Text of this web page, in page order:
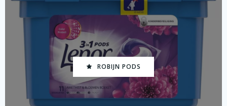
ROBIJN PODS